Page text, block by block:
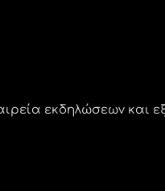
εκδηλώσεων και